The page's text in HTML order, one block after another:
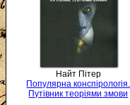
Найт Пітер
Популярна конспірологія.
Путівник теоріями змови